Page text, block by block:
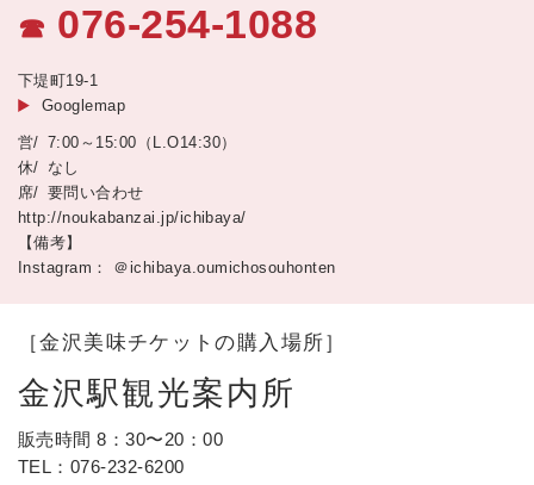
☎ 076-254-1088
下堤町19-1
Googlemap
7:00～15:00（L.O14:30）
なし
要問い合わせ
http://noukabanzai.jp/ichibaya/
【備考】
Instagram： ＠ichibaya.oumichosouhonten
［金沢美味チケットの購入場所］
金沢駅観光案内所
販売時間 8：30〜20：00
TEL： 076-232-6200